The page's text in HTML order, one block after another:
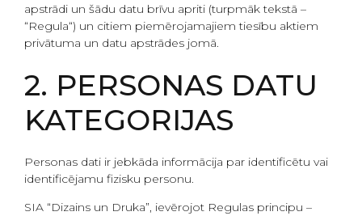
apstrādi un šādu datu brīvu apriti (turpmāk tekstā –
“Regula“) un citiem piemērojamajiem tiesību aktiem
privātuma un datu apstrādes jomā.
2. PERSONAS DATU
KATEGORIJAS
Personas dati ir jebkāda informācija par identificētu vai
identificējamu fizisku personu.
SIA “Dizains un Druka”, ievērojot Regulas principu –